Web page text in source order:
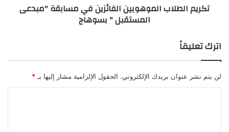
تكريم الطلاب الموهوبين الفائزين في مسابقة "مبدعى
المستقبل " بسوهاج
اترك تعليقاً
لن يتم نشر عنوان بريدك الإلكتروني. الحقول الإلزامية مشار إليها بـ *